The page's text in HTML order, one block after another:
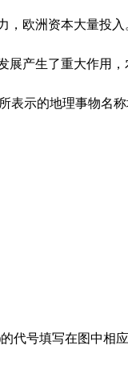
，欧洲资本大量投入
展产生了重大作用
表示的地理事物名
代号填写在图中相